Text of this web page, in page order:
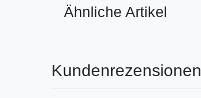
Ähnliche Artikel
Kundenrezensionen